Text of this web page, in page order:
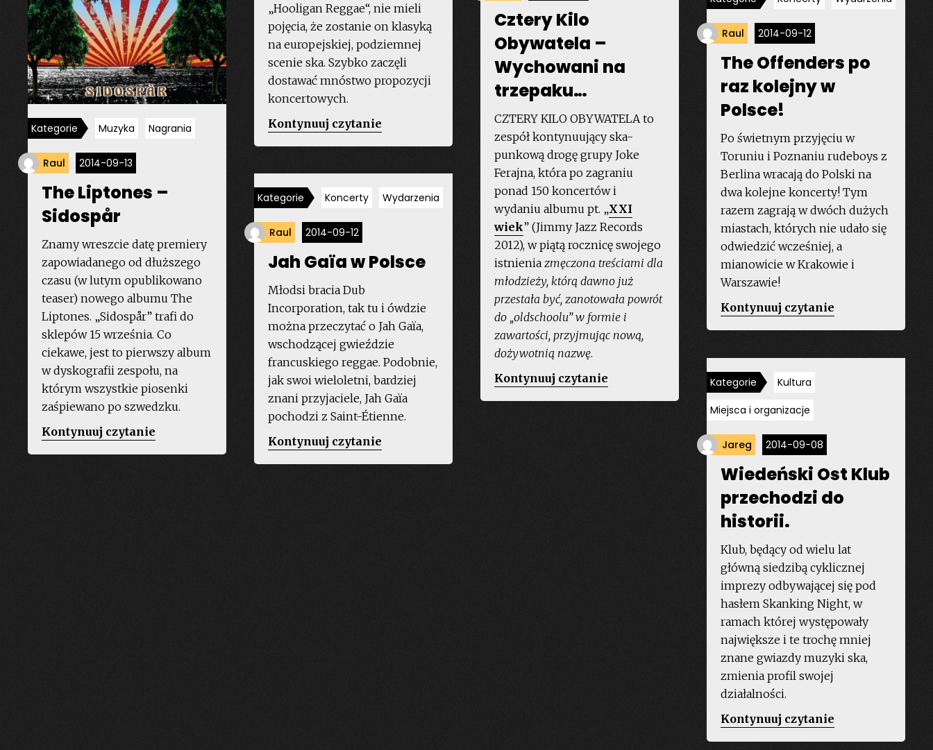
„Hooligan Reggae“, nie mieli
pojęcia, że zostanie on klasyką
na europejskiej, podziemnej
scenie ska. Szybko zaczęli
dostawać mnóstwo propozycji
koncertowych.
Kontynuuj czytanie
Nasza
muzyka
jak
życie”
Kategorie Muzyka Nagrania
Raul 2014-09-13
The Liptones –
Sidospår
Znamy wreszcie datę premiery
zapowiadanego od dłuższego
czasu (w lutym opublikowano
teaser) nowego albumu The
Liptones. „Sidospår” trafi do
sklepów 15 września. Co
ciekawe, jest to pierwszy album
w dyskografii zespołu, na
którym wszystkie piosenki
zaśpiewano po szwedzku.
Kontynuuj czytanie
Cztery Kilo
Obywatela –
Wychowani na
trzepaku…
CZTERY KILO OBYWATELA to
zespół kontynuujący ska-
punkową drogę grupy Joke
Ferajna, która po zagraniu
ponad 150 koncertów i
wydaniu albumu pt. „XXI
wiek” (Jimmy Jazz Records
2012), w piątą rocznicę swojego
istnienia zmęczona treściami dla
młodzieży, którą dawno już
przestała być, zanotowała powrót
do „oldschoolu” w formie i
zawartości, przyjmując nową,
dożywotnią nazwę.
Kontynuuj czytanie
Raul 2014-09-12
The Offenders po
raz kolejny w
Polsce!
Po świetnym przyjęciu w
Toruniu i Poznaniu rudeboys z
Berlina wracają do Polski na
dwa kolejne koncerty! Tym
razem zagrają w dwóch dużych
miastach, których nie udało się
odwiedzić wcześniej, a
mianowicie w Krakowie i
Warszawie!
Kontynuuj czytanie
raz
Kategorie Koncerty Wydarzenia
Raul 2014-09-12
Jah Gaïa w Polsce
Młodsi bracia Dub
Incorporation, tak tu i ówdzie
można przeczytać o Jah Gaïa,
wschodzącej gwieździe
francuskiego reggae. Podobnie,
jak swoi wieloletni, bardziej
znani przyjaciele, Jah Gaïa
pochodzi z Saint-Étienne.
Kontynuuj czytanie
Kategorie
Kultura
Miejsca i organizacje
Jareg 2014-09-08
Wiedeński Ost Klub
przechodzi do
historii.
Klub, będący od wielu lat
główną siedzibą cyklicznej
imprezy odbywającej się pod
hasłem Skanking Night, w
ramach której występowały
największe i te trochę mniej
znane gwiazdy muzyki ska,
zmienia profil swojej
działalności.
Kontynuuj czytanie